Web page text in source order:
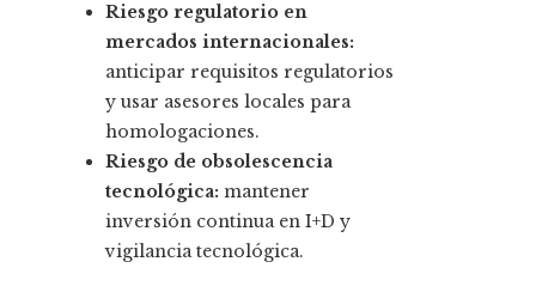
Riesgo regulatorio en
mercados internacionales:
anticipar requisitos regulatorios
y usar asesores locales para
homologaciones.
Riesgo de obsolescencia
tecnológica: mantener
inversión continua en I+D y
vigilancia tecnológica.